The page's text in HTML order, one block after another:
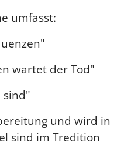
umfasst:
wartet der Tod"
sind"
und wird in
sind im Tredition